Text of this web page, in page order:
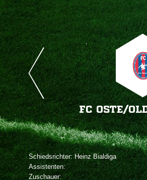
FC OSTE/​
Schiedsrichter: 
Assistenten:
Zuschauer: